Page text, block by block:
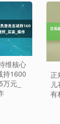
维核心
持1600
元_
正
有